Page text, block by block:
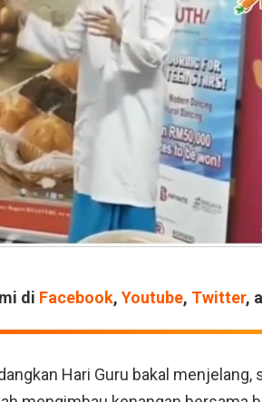
di Facebook, Youtube, Twitter,
Hari Guru bakal